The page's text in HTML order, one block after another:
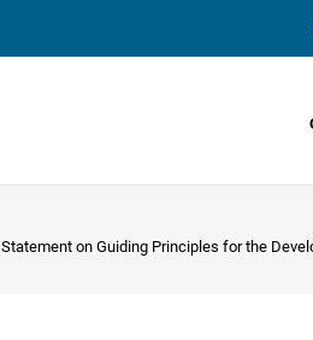
on Guiding Principles for the